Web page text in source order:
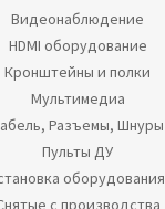
Видеонаблюдение
HDMI оборудование
Кронштейны и полки
Мультимедиа
Разъемы, Шнуры
Пульты ДУ
оборудования
с производства